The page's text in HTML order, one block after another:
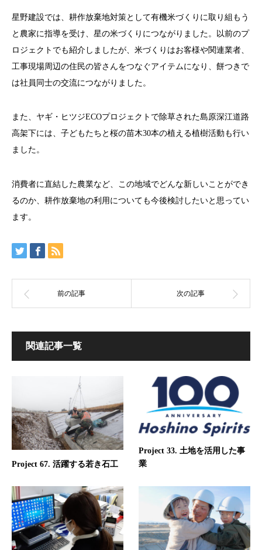
星野建設では、耕作放棄地対策として有機米づくりに取り組もう
と農家に指導を受け、星の米づくりにつながりました。以前のプ
ロジェクトでも紹介しましたが、米づくりはお客様や関連業者、
工事現場周辺の住民の皆さんをつなぐアイテムになり、餅つきで
は社員同士の交流につながりました。
また、ヤギ・ヒツジECOプロジェクトで除草された島原深江道路
高架下には、子どもたちと桜の苗木30本の植える植樹活動も行い
ました。
消費者に直結した農業など、この地域でどんな新しいことができ
るのか、耕作放棄地の利用についても今後検討したいと思ってい
ます。
関連記事一覧
Project 67. 活躍する若き石工
Project 33. 土地を活用した事
業